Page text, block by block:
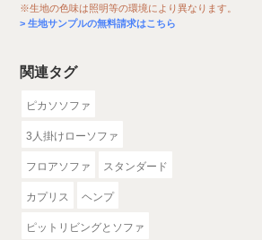
※生地の色味は照明等の環境により異なります。
生地サンプルの無料請求はこちら
関連タグ
ピカソソファ
3人掛けローソファ
フロアソファ スタンダード
カプリス ヘンプ
ピットリビングとソファ